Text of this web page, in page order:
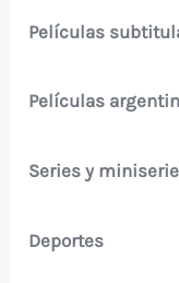
Películas
Películas
Series y
Deportes